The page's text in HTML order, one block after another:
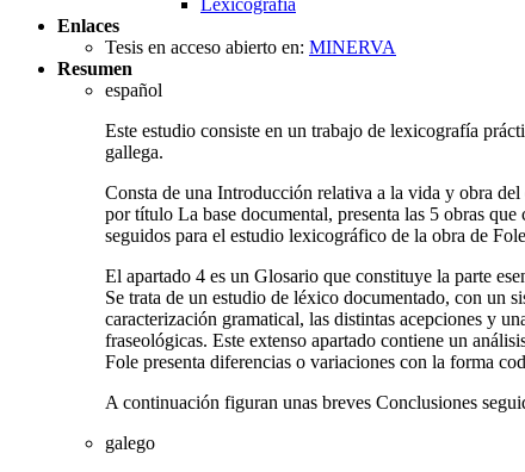
Lexicografía
Enlaces
Tesis en acceso abierto en: MINERVA
Resumen
español
Este estudio consiste en un trabajo de lexicografía
gallega.
Consta de una Introducción relativa a la vida y obra
por título La base documental, presenta las 5 obras
seguidos para el estudio lexicográfico de la obra de
El apartado 4 es un Glosario que constituye la parte
Se trata de un estudio de léxico documentado, con un
caracterización gramatical, las distintas acepciones y
fraseológicas. Este extenso apartado contiene un
Fole presenta diferencias o variaciones con la forma
A continuación figuran unas breves Conclusiones
galego